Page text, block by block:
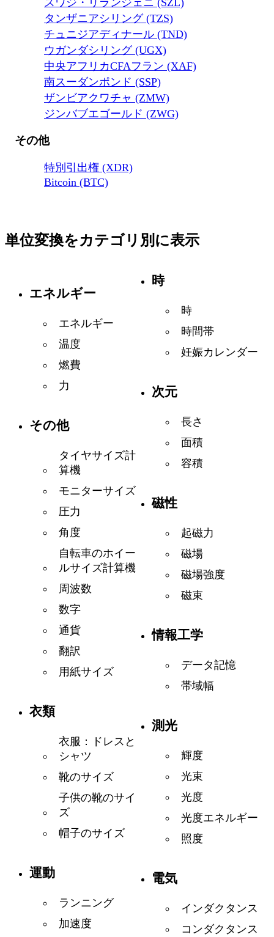
スワジ・リランジェニ (SZL)
タンザニアシリング (TZS)
チュニジアディナール (TND)
ウガンダシリング (UGX)
中央アフリカCFAフラン (XAF)
南スーダンポンド (SSP)
ザンビアクワチャ (ZMW)
ジンバブエゴールド (ZWG)
その他
特別引出権 (XDR)
Bitcoin (BTC)
単位変換をカテゴリ別に表示
エネルギー
エネルギー
温度
燃費
力
その他
タイヤサイズ計
算機
モニターサイズ
圧力
角度
自転車のホイー
ルサイズ計算機
周波数
数字
通貨
翻訳
用紙サイズ
衣類
衣服：ドレスと
シャツ
靴のサイズ
子供の靴のサイ
ズ
帽子のサイズ
運動
ランニング
加速度
時
時
時間帯
妊娠カレンダー
次元
長さ
面積
容積
磁性
起磁力
磁場
磁場強度
磁束
情報工学
データ記憶
帯域幅
測光
輝度
光束
光度
光度エネルギー
照度
電気
インダクタンス
コンダクタンス